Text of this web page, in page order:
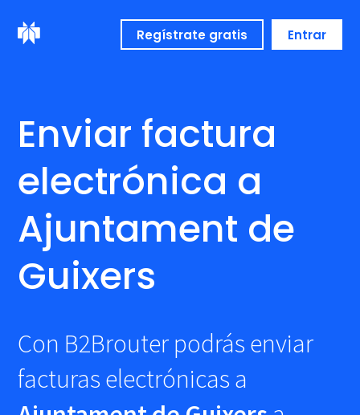
Regístrate gratis Entrar
Enviar factura
electrónica a
Ajuntament de
Guixers
Con B2Brouter podrás enviar
facturas electrónicas a